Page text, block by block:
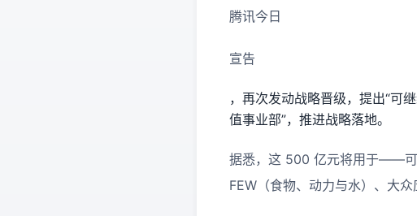
腾讯今日
宣告
，再次发动战略晋级，提出“可
值事业部”，推进战略落地。
据悉，这 500 亿元将用于——可
FEW（食物、动力与水）、大